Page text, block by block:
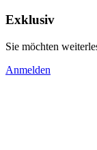
Exklusiv
Sie möchten
Anmelden